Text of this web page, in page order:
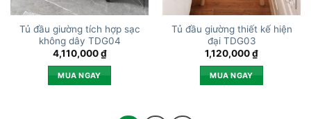
Tủ đầu giường tích hợp sạc
không dây TDG04
4,110,000₫
MUA NGAY
Tủ đầu giường thiết kế hiện
đại TDG03
1,120,000₫
MUA NGAY